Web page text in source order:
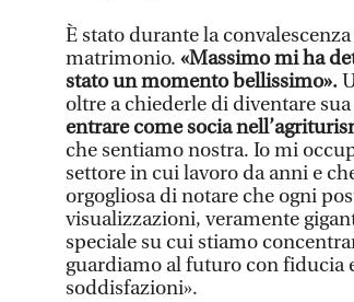
È stato durante la
matrimonio. «Massimo mi ha
stato un momento bellissimo».
oltre a chiederle di diventare
entrare come socia
che sentiamo nostra. Io mi
settore in cui lavoro da anni e
orgogliosa di notare che ogni
visualizzazioni, veramente
speciale su cui stiamo
guardiamo al futuro con fiducia
soddisfazioni».